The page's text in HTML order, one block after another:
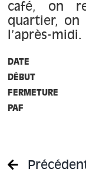
Contact
café, on
quartier,
l’après-midi.
DATE
DÉBUT
FERMETURE
PAF